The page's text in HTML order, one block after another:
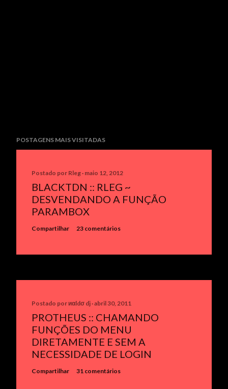
POSTAGENS MAIS VISITADAS
Postado por Rleg maio 12, 2012
BLACKTDN :: RLEG ~
DESVENDANDO A FUNÇÃO
PARAMBOX
Compartilhar 23 comentários
Postado porиαldσ dj abril 30, 2011
PROTHEUS :: CHAMANDO
FUNÇÕES DO MENU
DIRETAMENTE E SEM A
NECESSIDADE DE LOGIN
Compartilhar 31 comentários